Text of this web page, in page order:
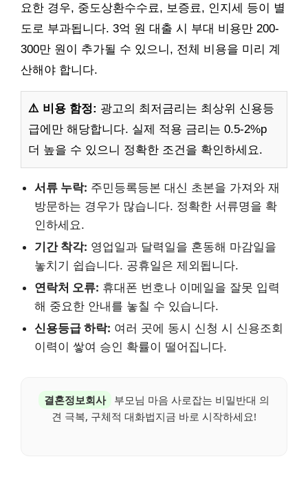
요한 경우, 중도상환수수료, 보증료, 인지세 등이 별
도로 부과됩니다. 3억 원 대출 시 부대 비용만 200-
300만 원이 추가될 수 있으니, 전체 비용을 미리 계
산해야 합니다.
⚠️ 비용 함정: 광고의 최저금리는 최상위 신용등
급에만 해당합니다. 실제 적용 금리는 0.5-2%p
더 높을 수 있으니 정확한 조건을 확인하세요.
서류 누락: 주민등록등본 대신 초본을 가져와 재
방문하는 경우가 많습니다. 정확한 서류명을 확
인하세요.
기간 착각: 영업일과 달력일을 혼동해 마감일을
놓치기 쉽습니다. 공휴일은 제외됩니다.
연락처 오류: 휴대폰 번호나 이메일을 잘못 입력
해 중요한 안내를 놓칠 수 있습니다.
신용등급 하락: 여러 곳에 동시 신청 시 신용조회
이력이 쌓여 승인 확률이 떨어집니다.
결혼정보회사
부모님 마음 사로잡는 비밀반대 의
견 극복, 구체적 대화법지금 바로 시작하세요!